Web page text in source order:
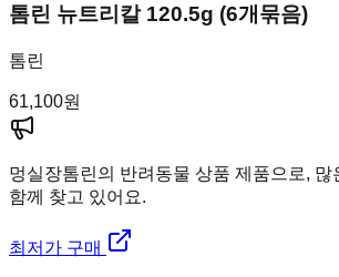
톰린 뉴트리칼 120.5g (6개묶음)
톰린
61,100원
멍실장톰린의 반려동물 상품 제품으로, 많
함께 찾고 있어요.
최저가 구매